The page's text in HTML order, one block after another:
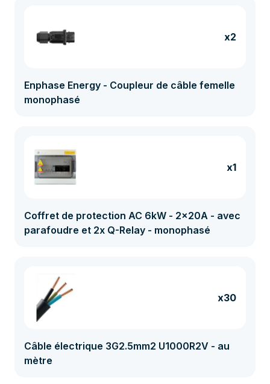
x2
Enphase Energy - Coupleur de câble femelle
monophasé
x1
Coffret de protection AC 6kW - 2x20A - avec
parafoudre et 2x Q-Relay - monophasé
x30
Câble électrique 3G2.5mm2 U1000R2V - au
mètre